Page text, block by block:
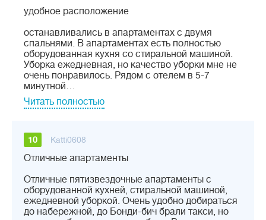
удобное расположение
останавливались в апартаментах с двумя
спальнями. В апартаментах есть полностью
оборудованная кухня со стиральной машиной.
Уборка ежедневная, но качество уборки мне не
очень понравилось. Рядом с отелем в 5-7
минутной…
Читать полностью
10 Katti0608
Отличные апартаменты
Отличные пятизвездочные апартаменты с
оборудованной кухней, стиральной машиной,
ежедневной уборкой. Очень удобно добираться
до набережной, до Бонди-бич брали такси, но